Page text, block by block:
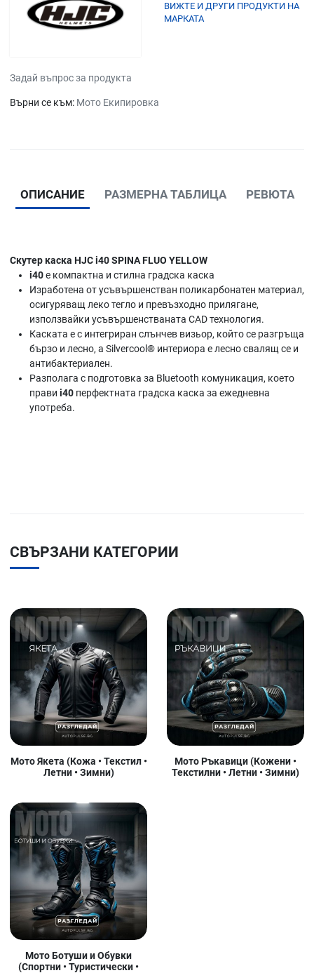
ВИЖТЕ И ДРУГИ ПРОДУКТИ НА
МАРКАТА
Задай въпрос за продукта
Върни се към: Мото Екипировка
ОПИСАНИЕ РАЗМЕРНА ТАБЛИЦА РЕВЮТА
Скутер каска HJC i40 SPINA FLUO YELLOW
i40е компактна и стилна градска каска
Изработена от усъвършенстван поликарбонатен материал,
осигуряващ леко тегло и превъзходно прилягане,
използвайки усъвършенстваната CAD технология.
Каската е с интегриран слънчев визьор, който се разгръща
бързо и лесно, а Silvercool® интериора е лесно свалящ се и
антибактериален.
Разполага с подготовка за Bluetooth комуникация, което
прави i40 перфектната градска каска за ежедневна
употреба.
СВЪРЗАНИ КАТЕГОРИИ
Мото Якета (Кожа • Текстил •
Летни • Зимни)
Мото Ръкавици (Кожени •
Текстилни • Летни • Зимни)
Мото Ботуши и Обувки
(Спортни • Туристически •